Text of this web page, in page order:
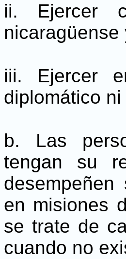
ii. Ejercer
iii. Ejercer
diplomático ni
b. Las
tengan su
en misiones
se trate de
cuando no